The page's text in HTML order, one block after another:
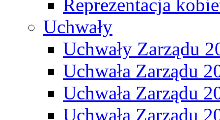
Reprezentacja
Uchwały
Uchwały Zarządu
Uchwała Zarządu
Uchwała Zarządu
Uchwała Zarządu